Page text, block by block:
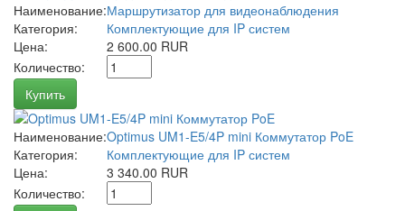
Наименование:Маршрутизатор для видеонаблюдения
Категория:
Комплектующие для IP систем
Цена:
2 600.00 RUR
Количество:
Купить
Наименование:Optimus UM1-E5/4P mini Коммутатор PoE
Категория:
Комплектующие для IP систем
Цена:
3 340.00 RUR
Количество: